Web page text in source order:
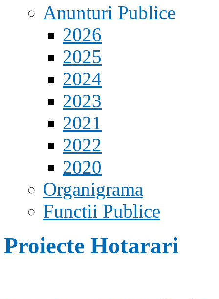
Anunturi Publice
2026
2025
2024
2023
2021
2022
2020
Organigrama
Functii Publice
Proiecte Hotarari